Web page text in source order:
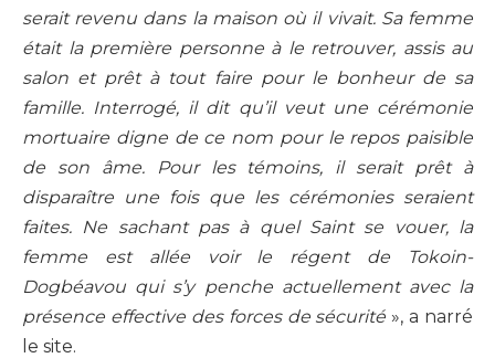
serait revenu dans la maison où il vivait. Sa femme
était la première personne à le retrouver, assis au
salon et prêt à tout faire pour le bonheur de sa
famille. Interrogé, il dit qu’il veut une cérémonie
mortuaire digne de ce nom pour le repos paisible
de son âme. Pour les témoins, il serait prêt à
disparaître une fois que les cérémonies seraient
faites. Ne sachant pas à quel Saint se vouer, la
femme est allée voir le régent de Tokoin-
Dogbéavou qui s’y penche actuellement avec la
présence effective des forces de sécurité », a narré
le site.